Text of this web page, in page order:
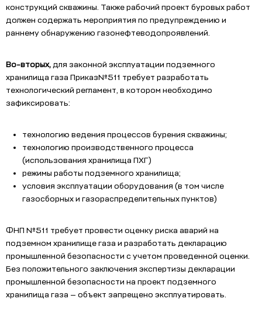
конструкций скважины. Также рабочий проект буровых работ
должен содержать мероприятия по предупреждению и
раннему обнаружению газонефтеводопроявлений.
Во-вторых,для законной эксплуатации подземного
хранилища газа Приказ№511 требует разработать
технологический регламент, в котором необходимо
зафиксировать:
технологию ведения процессов бурения скважины;
технологию производственного процесса
(использования хранилища ПХГ)
режимы работы подземного хранилища;
условия эксплуатации оборудования (в том числе
газосборных и газораспределительных пунктов)
ФНП №511 требует провести оценку риска аварий на
подземном хранилище газа и разработать декларацию
промышленной безопасности с учетом проведенной оценки.
Без положительного заключения экспертизы декларации
промышленной безопасности на проект подземного
хранилища газа — объект запрещено эксплуатировать.